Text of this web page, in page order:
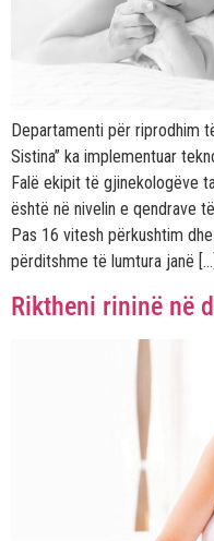
Departamenti për riprodhim
Sistina” ka implementuar
Falë ekipit të gjinekologëve
është në nivelin e qendrave
Pas 16 vitesh përkushtim
përditshme të lumtura janë […]
Riktheni rininë në